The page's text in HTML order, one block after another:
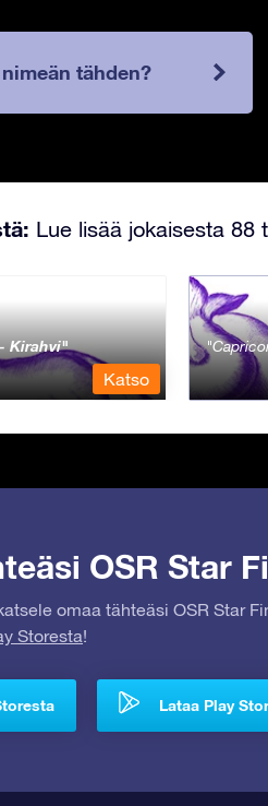
tähden?
Lue lisää jokaisesta 88
Kirahvi
Katso
OSR Star
omaa tähteäsi OSR Star
Storesta!
Lataa Play